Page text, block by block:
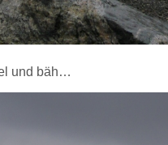
und bäh…